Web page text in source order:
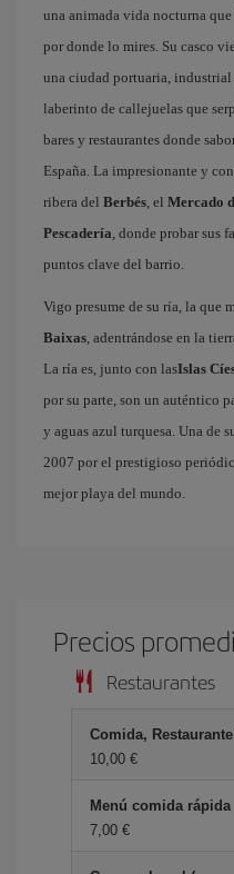
una animada vida nocturna
por donde lo mires. Su casco
una ciudad portuaria,
laberinto de callejuelas que
bares y restaurantes donde
España. La impresionante y
ribera del Berbés, el Mercado
Pescadería, donde probar sus
puntos clave del barrio.
Vigo presume de su ría, la que
Baixas, adentrándose en la
La ría es, junto con lasIslas
por su parte, son un auténtico
y aguas azul turquesa. Una de
2007 por el prestigioso
mejor playa del mundo.
Precios
Restaurantes
Comida,
10,00 €
Menú comida rápida
7,00 €